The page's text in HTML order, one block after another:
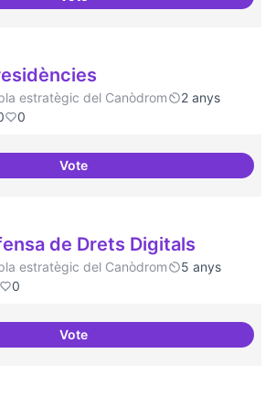
estratègic del Canòdrom
2 anys
0
VoteRecerca + residències
de Drets Digitals
estratègic del Canòdrom
5 anys
0
VotePunt de defensa de Drets